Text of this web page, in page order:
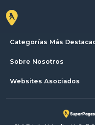
Categorías Más
Sobre Nosotros
Websites Asociados